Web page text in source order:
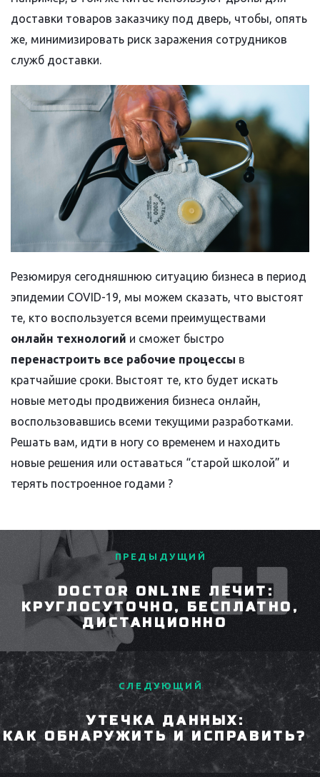
доставки товаров заказчику под дверь, чтобы, опять
же, минимизировать риск заражения сотрудников
служб доставки.
Резюмируя сегодняшнюю ситуацию бизнеса в период
эпидемии COVID-19, мы можем сказать, что выстоят
те, кто воспользуется всеми преимуществами
онлайн технологий и сможет быстро
перенастроить все рабочие процессы в
кратчайшие сроки. Выстоят те, кто будет искать
новые методы продвижения бизнеса онлайн,
воспользовавшись всеми текущими разработками.
Решать вам, идти в ногу со временем и находить
новые решения или оставаться “старой школой” и
терять построенное годами ?
ПРЕДЫДУЩИЙ
DOCTOR ONLINE ЛЕЧИТ:
КРУГЛОСУТОЧНО, БЕСПЛАТНО,
ДИСТАНЦИОННО
СЛЕДУЮЩИЙ
УТЕЧКА ДАННЫХ:
КАК ОБНАРУЖИТЬ И ИСПРАВИТЬ?